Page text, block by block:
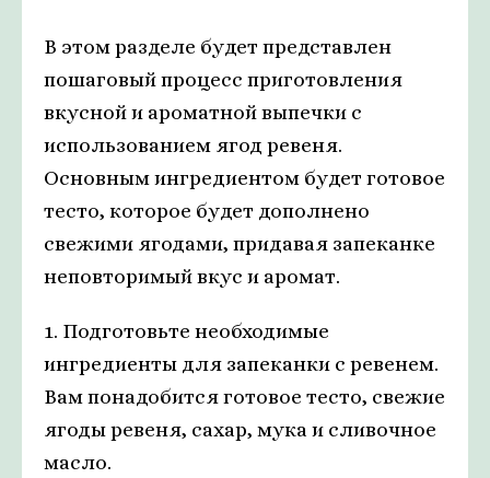
В этом разделе будет представлен
пошаговый процесс приготовления
вкусной и ароматной выпечки с
использованием ягод ревеня.
Основным ингредиентом будет готовое
тесто, которое будет дополнено
свежими ягодами, придавая запеканке
неповторимый вкус и аромат.
1. Подготовьте необходимые
ингредиенты для запеканки с ревенем.
Вам понадобится готовое тесто, свежие
ягоды ревеня, сахар, мука и сливочное
масло.